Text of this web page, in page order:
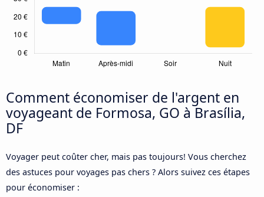
Comment économiser de l'argent en
voyageant de Formosa, GO à Brasília,
DF
Voyager peut coûter cher, mais pas toujours! Vous cherchez
des astuces pour voyages pas chers ? Alors suivez ces étapes
pour économiser :